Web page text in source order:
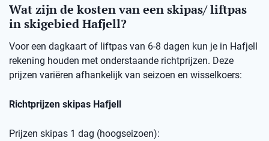
Wat zijn de kosten van een skipas/ liftpas
in skigebied Hafjell?
Voor een dagkaart of liftpas van 6-8 dagen kun je in Hafjell
rekening houden met onderstaande richtprijzen. Deze
prijzen variëren afhankelijk van seizoen en wisselkoers:
Richtprijzen skipas Hafjell
Prijzen skipas 1 dag (hoogseizoen):